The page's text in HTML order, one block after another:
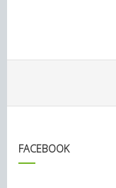
FACEBOOK